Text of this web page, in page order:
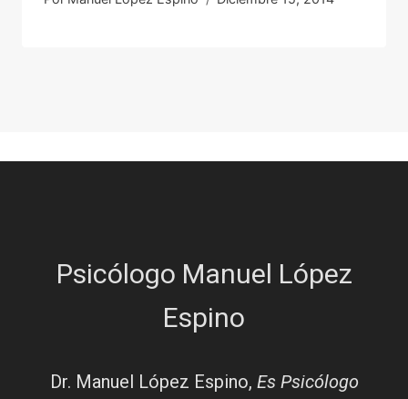
Psicólogo Manuel López
Espino
Dr. Manuel López Espino, Es Psicólogo